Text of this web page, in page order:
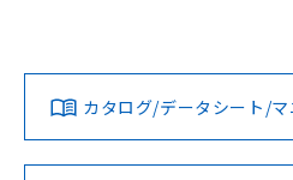
ダウンロードデータをご利用い
みください。
ソフトウェアの使用条件
対応済み
カタログ/データシート/